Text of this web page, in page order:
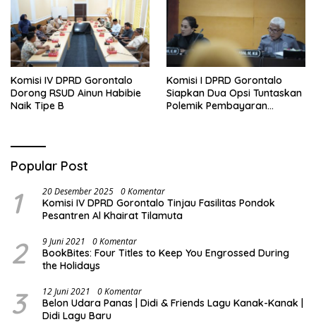
Komisi IV DPRD Gorontalo
Dorong RSUD Ainun Habibie
Naik Tipe B
Komisi I DPRD Gorontalo
Siapkan Dua Opsi Tuntaskan
Polemik Pembayaran
Popular Post
1 20 Desember 2025 0 Komentar
Komisi IV DPRD Gorontalo Tinjau Fasilitas Pondok
Pesantren Al Khairat Tilamuta
2 9 Juni 2021 0 Komentar
BookBites: Four Titles to Keep You Engrossed During
the Holidays
3 12 Juni 2021 0 Komentar
Belon Udara Panas | Didi & Friends Lagu Kanak-Kanak |
Didi Lagu Baru